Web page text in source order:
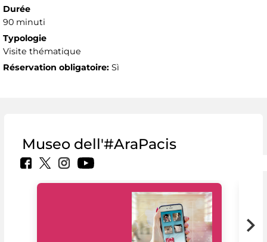
Durée
90 minuti
Typologie
Visite thématique
Réservation obligatoire: Sì
Museo dell'#AraPacis